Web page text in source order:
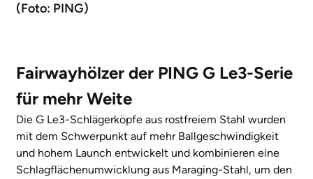
(Foto: PING)
Fairwayhölzer der PING G Le3-Serie
für mehr Weite
Die G Le3-Schlägerköpfe aus rostfreiem Stahl wurden
mit dem Schwerpunkt auf mehr Ballgeschwindigkeit
und hohem Launch entwickelt und kombinieren eine
Schlagflächenumwicklung aus Maraging-Stahl, um den